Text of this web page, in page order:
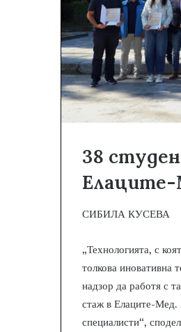
38
СИБИЛА КУСЕВА
„Технологията, с
толкова иновативна
надзор да работя с
стаж в Елаците-Мед.
специалисти“,